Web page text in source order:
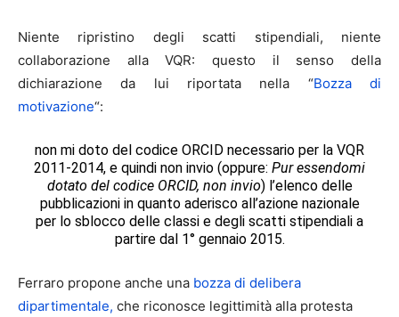
Niente ripristino degli scatti stipendiali, niente
collaborazione alla VQR: questo il senso della
dichiarazione da lui riportata nella “Bozza di
motivazione“:
non mi doto del codice ORCID necessario per la VQR
2011-2014, e quindi non invio (oppure: Pur essendomi
dotato del codice ORCID, non invio) l’elenco delle
pubblicazioni in quanto aderisco all’azione nazionale
per lo sblocco delle classi e degli scatti stipendiali a
partire dal 1° gennaio 2015.
Ferraro propone anche una bozza di delibera
dipartimentale, che riconosce legittimità alla protesta